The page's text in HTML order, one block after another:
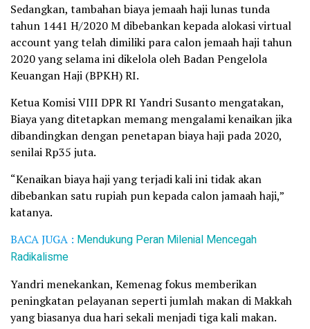
Sedangkan, tambahan biaya jemaah haji lunas tunda
tahun 1441 H/2020 M dibebankan kepada alokasi virtual
account yang telah dimiliki para calon jemaah haji tahun
2020 yang selama ini dikelola oleh Badan Pengelola
Keuangan Haji (BPKH) RI.
Ketua Komisi VIII DPR RI Yandri Susanto mengatakan,
Biaya yang ditetapkan memang mengalami kenaikan jika
dibandingkan dengan penetapan biaya haji pada 2020,
senilai Rp35 juta.
“Kenaikan biaya haji yang terjadi kali ini tidak akan
dibebankan satu rupiah pun kepada calon jamaah haji,”
katanya.
BACA JUGA : Mendukung Peran Milenial Mencegah
Radikalisme
Yandri menekankan, Kemenag fokus memberikan
peningkatan pelayanan seperti jumlah makan di Makkah
yang biasanya dua hari sekali menjadi tiga kali makan.